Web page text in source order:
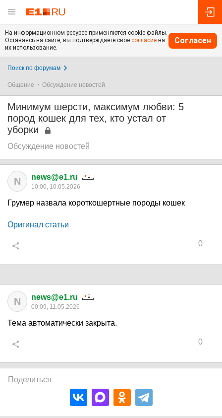
На информационном ресурсе применяются cookie-файлы.
Оставаясь на сайте, вы подтверждаете свое согласие на
их использование.
Согласен
Поиск по форумам
Общение Обсуждение новостей
Минимум шерсти, максимум любви: 5
пород кошек для тех, кто устал от
уборки
Обсуждение новостей
N news@e1.ru
10:00, 10.05.2026
Грумер назвала короткошертные породы кошек
Оригинал статьи
0
N news@e1.ru
00:09, 11.05.2026
Тема автоматически закрыта.
0
Поделиться